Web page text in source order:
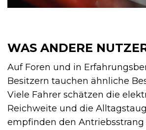
WAS ANDERE
Auf Foren und in
Besitzern tauchen ähnliche
Viele Fahrer schätzen die
Reichweite und die
empfinden den Antriebsstrang